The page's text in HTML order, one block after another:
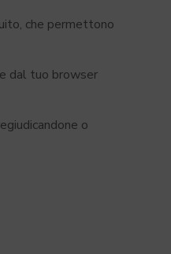
che permettono
dal tuo browser
o